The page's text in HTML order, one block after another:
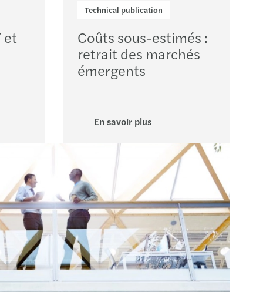
et
Technical publication
Coûts sous-estimés :
retrait des marchés
émergents
En savoir plus